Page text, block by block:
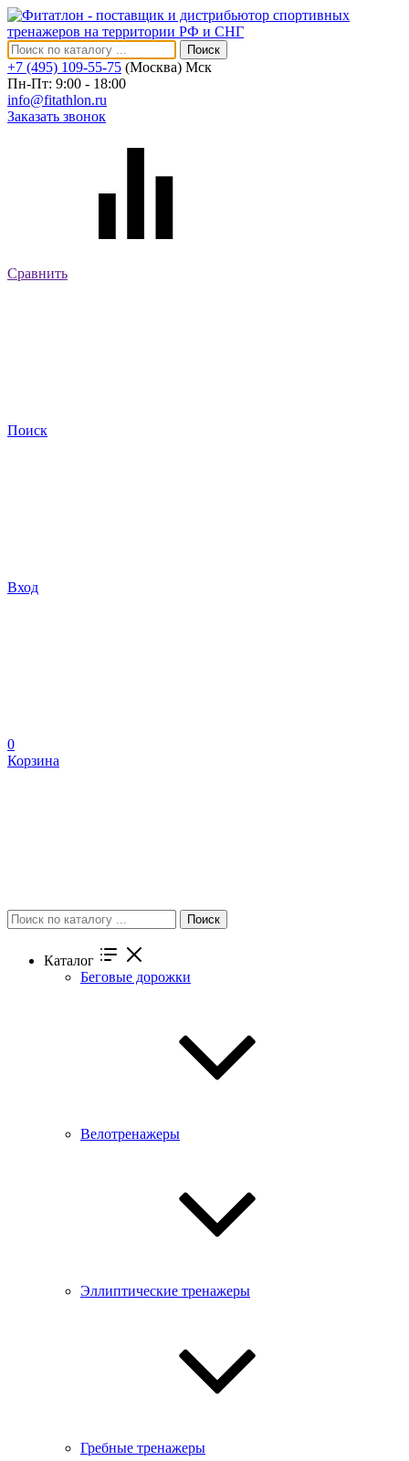
Поиск
+7 (495) 109-55-75 (Москва) Мск
Пн-Пт: 9:00 - 18:00
info@fitathlon.ru
Заказать звонок
Сравнить
Поиск
Вход
0
Корзина
Поиск
Каталог
Беговые дорожки
Велотренажеры
Эллиптические тренажеры
Гребные тренажеры